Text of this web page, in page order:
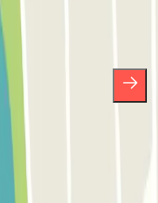
e tante
sulla Privacy per ricevere
Senza alcun impegno,
dalla stessa newsletter.